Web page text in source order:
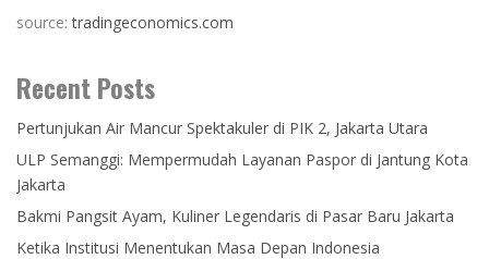
source:tradingeconomics.com
Recent Posts
Pertunjukan Air Mancur Spektakuler di PIK 2, Jakarta Utara
ULP Semanggi: Mempermudah Layanan Paspor di Jantung Kota
Jakarta
Bakmi Pangsit Ayam, Kuliner Legendaris di Pasar Baru Jakarta
Ketika Institusi Menentukan Masa Depan Indonesia